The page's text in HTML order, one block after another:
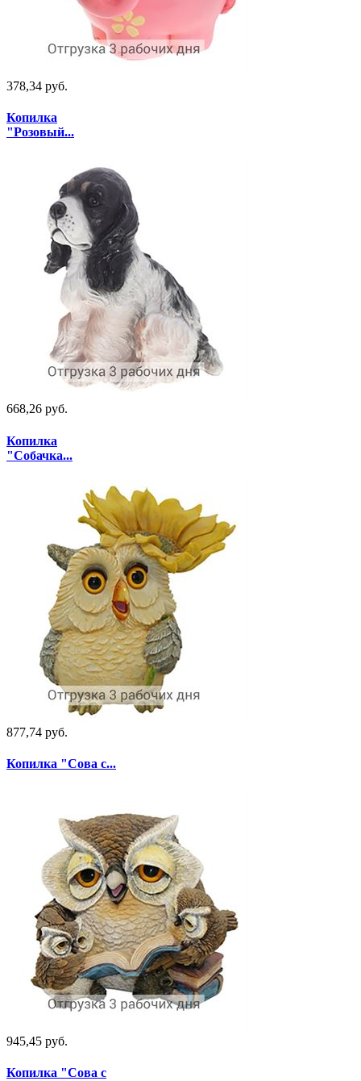
378,34 руб.
Копилка
"Розовый...
668,26 руб.
Копилка
"Собачка...
877,74 руб.
Копилка "Сова с...
945,45 руб.
Копилка "Сова с